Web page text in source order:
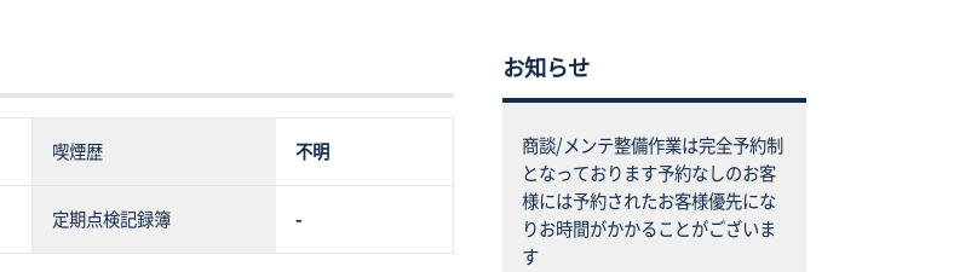
喫煙歴 不明
定期点検記録簿 -
お知らせ
商談/メンテ整備作業は完全予約制
となっております予約なしのお客
様には予約されたお客様優先にな
りお時間がかかることがございま
す